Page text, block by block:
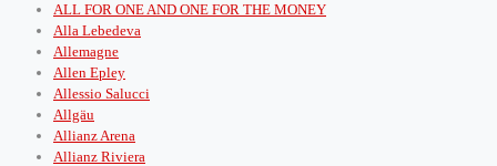
ALL FOR ONE AND ONE FOR THE MONEY
Alla Lebedeva
Allemagne
Allen Epley
Allessio Salucci
Allgäu
Allianz Arena
Allianz Riviera